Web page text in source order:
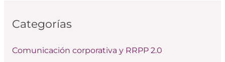
a
p
Categorías
Comunicación corporativa y RRPP 2.0